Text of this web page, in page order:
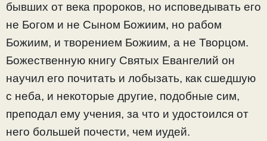
бывших от века пророков, но исповедывать его
не Богом и не Сыном Божиим, но рабом
Божиим, и творением Божиим, а не Творцом.
Божественную книгу Святых Евангелий он
научил его почитать и лобызать, как сшедшую
с неба, и некоторые другие, подобные сим,
преподал ему учения, за что и удостоился от
него большей почести, чем иудей.